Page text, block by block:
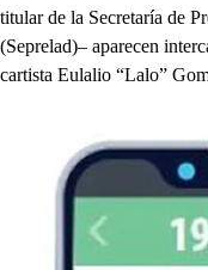
titular de la Secretaría de
(Seprelad)– aparecen
cartista Eulalio “Lalo”